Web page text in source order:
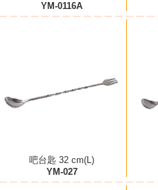
YM-0116A
吧台匙 32 cm(L)
YM-027